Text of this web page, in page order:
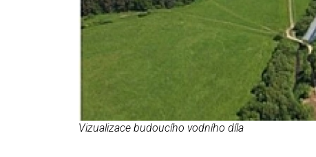
Vizualizace budoucího vodního díla